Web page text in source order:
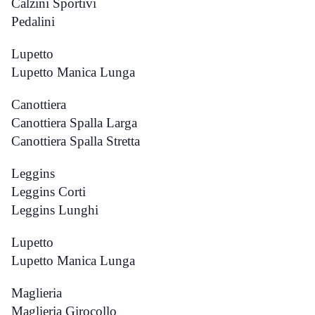
Calzini Sportivi
Pedalini
Lupetto
Lupetto Manica Lunga
Canottiera
Canottiera Spalla Larga
Canottiera Spalla Stretta
Leggins
Leggins Corti
Leggins Lunghi
Lupetto
Lupetto Manica Lunga
Maglieria
Maglieria Girocollo